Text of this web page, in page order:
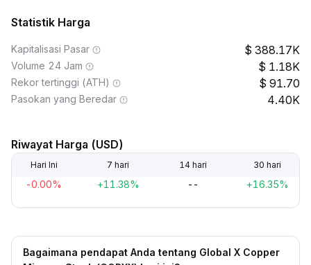
Statistik Harga
Kapitalisasi Pasar 388.17K
Volume 24 Jam 1.18K
Rekor tertinggi (ATH) 91.70
Pasokan yang Beredar 4.40K
Riwayat Harga (USD)
Hari Ini 7 hari 14 hari 30 hari
-0.00% +11.38% -- +16.35%
Bagaimana pendapat Anda tentang Global X Copper